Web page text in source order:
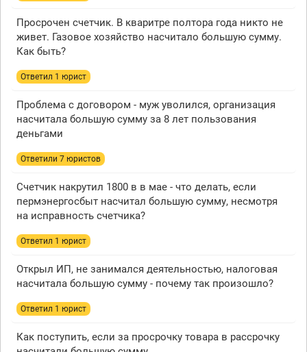
Просрочен счетчик. В кваритре полтора года никто не
живет. Газовое хозяйство насчитало большую сумму.
Как быть?
Ответил 1 юрист
Проблема с договором - муж уволился, организация
насчитала большую сумму за 8 лет пользования
деньгами
Ответили 7 юристов
Счетчик накрутил 1800 в в мае - что делать, если
пермэнергосбыт насчитал большую сумму, несмотря
на исправность счетчика?
Ответил 1 юрист
Открыл ИП, не занимался деятельностью, налоговая
насчитала большую сумму - почему так произошло?
Ответил 1 юрист
Как поступить, если за просрочку товара в рассрочку